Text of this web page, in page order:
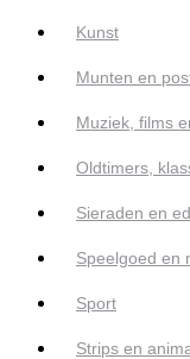
Kunst
Munten en
Muziek, films
Oldtimers,
Sieraden en
Speelgoed en
Sport
Strips en